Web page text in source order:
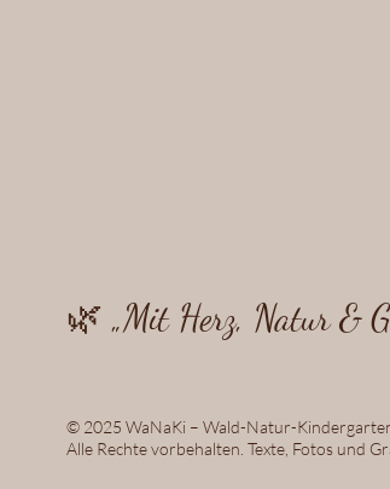
🌿 „Mit Herz, Natur &
© 2025 WaNaKi – Wald-Natur-
Alle Rechte vorbehalten. Texte, Fotos und